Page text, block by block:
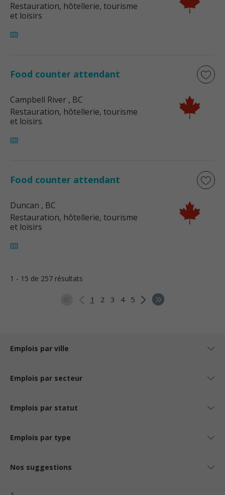
Restauration, hôtellerie, tourisme
et loisirs
Food counter attendant
Campbell River , BC
Restauration, hôtellerie, tourisme
et loisirs
Food counter attendant
Duncan , BC
Restauration, hôtellerie, tourisme
et loisirs
1 - 15 de 257 résultats
1 2 3 4 5
Emplois par ville
Emplois par secteur
Emplois par statut
Emplois par type
Nos suggestions